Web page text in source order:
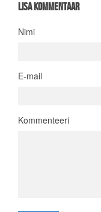
Lisa kommentaar
Nimi
E-mail
Kommenteeri